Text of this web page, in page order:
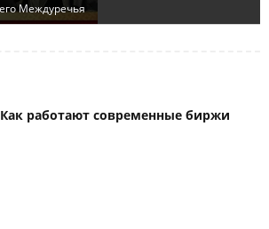
Как работают современные биржи